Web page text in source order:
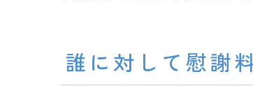
誰に対して慰謝